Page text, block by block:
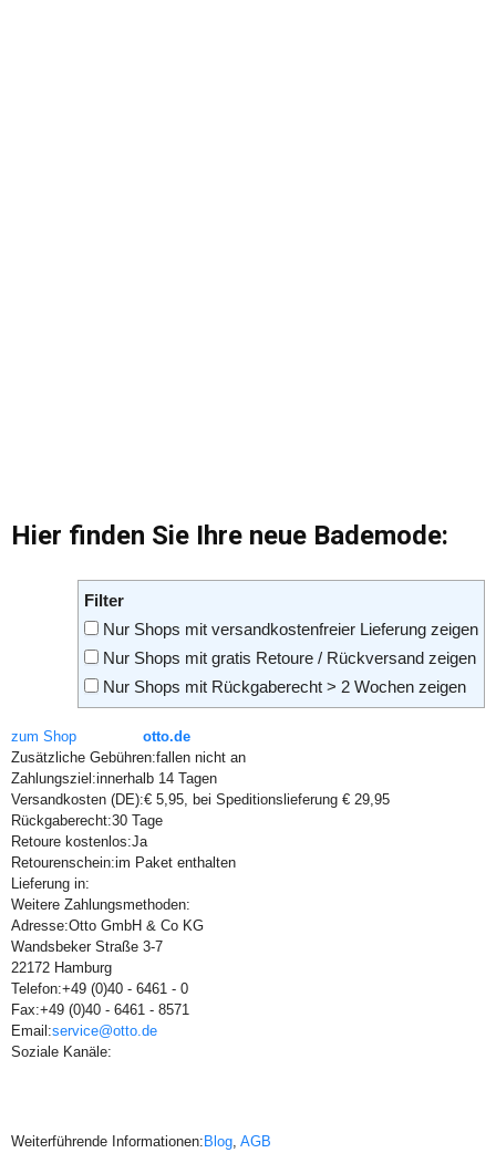
Hier finden Sie Ihre neue Bademode:
Filter
Nur Shops mit versandkostenfreier Lieferung zeigen
Nur Shops mit gratis Retoure / Rückversand zeigen
Nur Shops mit Rückgaberecht > 2 Wochen zeigen
zum Shop
otto.de
Zusätzliche Gebühren:fallen nicht an
Zahlungsziel:innerhalb 14 Tagen
Versandkosten (DE):€ 5,95, bei Speditionslieferung € 29,95
Rückgaberecht:30 Tage
Retoure kostenlos:Ja
Retourenschein:im Paket enthalten
Lieferung in:
Weitere Zahlungsmethoden:
Adresse:Otto GmbH & Co KG
Wandsbeker Straße 3-7
22172 Hamburg
Telefon:+49 (0)40 - 6461 - 0
Fax:+49 (0)40 - 6461 - 8571
Email:service@otto.de
Soziale Kanäle:
Weiterführende Informationen: Blog, AGB